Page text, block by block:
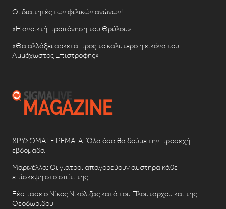
Οι διαιτητές των φιλικών αγώνων!
«Η ανοικτή προπόνηση του Θρύλου»
«Θα αλλάξει αρκετά προς το καλύτερο η εικόνα του
Αμμόχωστος Επιστροφής»
ΧΡΥΣΩΜΑΓΕΙΡΕΜΑΤΑ: Όλα όσα θα δούμε την προσεχή
εβδομάδα
Μαρινέλλα: Οι γιατροί απαγορεύουν αυστηρά κάθε
επίσκεψη στο σπίτι της
Ξέσπασε ο Νίκος Νικόλιζας κατά του Πλούταρχου και της
Θεοδωρίδου